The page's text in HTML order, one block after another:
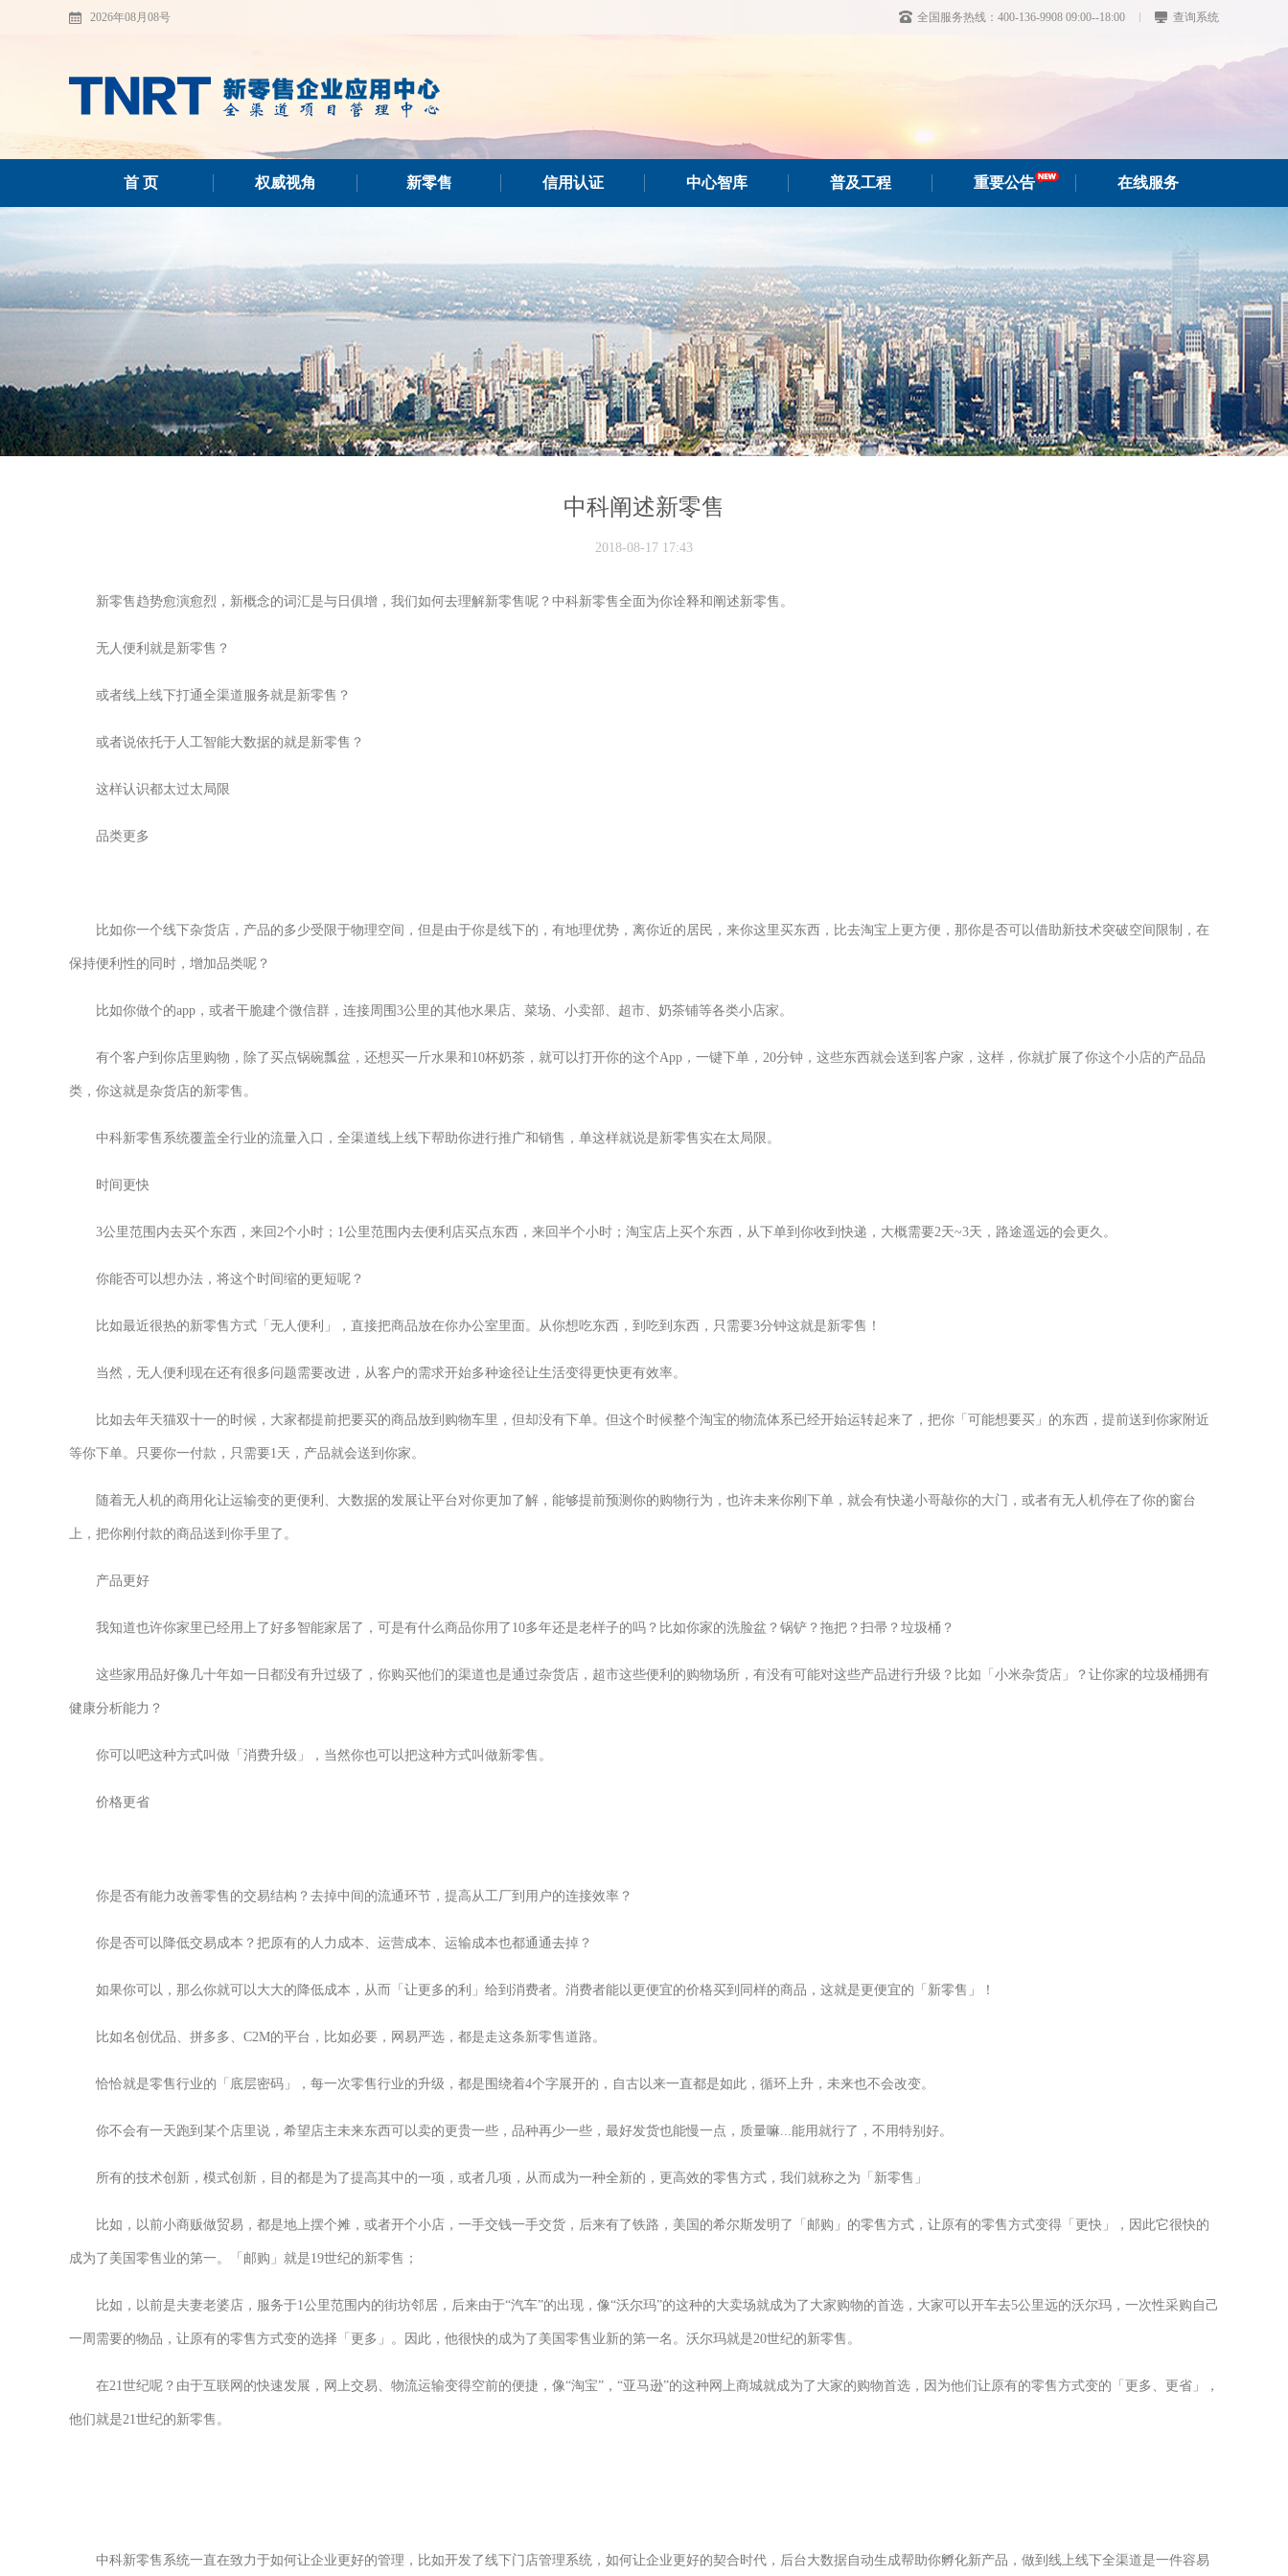
2026年08月08号 全国服务热线：400-136-9908 09:00--18:00 查询系统
首 页 权威视角 新零售 信用认证 中心智库 普及工程 重要公告 在线服务
中科阐述新零售
2018-08-17 17:43
新零售趋势愈演愈烈，新概念的词汇是与日俱增，我们如何去理解新零售呢？中科新零售全面为你诠释和阐述新零售。
无人便利就是新零售？
或者线上线下打通全渠道服务就是新零售？
或者说依托于人工智能大数据的就是新零售？
这样认识都太过太局限
品类更多
比如你一个线下杂货店，产品的多少受限于物理空间，但是由于你是线下的，有地理优势，离你近的居民，来你这里买东西，比去淘宝上更方便，那你是否可以借助新技术突破空间限制，在
保持便利性的同时，增加品类呢？
比如你做个的app，或者干脆建个微信群，连接周围3公里的其他水果店、菜场、小卖部、超市、奶茶铺等各类小店家。
有个客户到你店里购物，除了买点锅碗瓢盆，还想买一斤水果和10杯奶茶，就可以打开你的这个App，一键下单，20分钟，这些东西就会送到客户家，这样，你就扩展了你这个小店的产品品
类，你这就是杂货店的新零售。
中科新零售系统覆盖全行业的流量入口，全渠道线上线下帮助你进行推广和销售，单这样就说是新零售实在太局限。
时间更快
3公里范围内去买个东西，来回2个小时；1公里范围内去便利店买点东西，来回半个小时；淘宝店上买个东西，从下单到你收到快递，大概需要2天~3天，路途遥远的会更久。
你能否可以想办法，将这个时间缩的更短呢？
比如最近很热的新零售方式「无人便利」，直接把商品放在你办公室里面。从你想吃东西，到吃到东西，只需要3分钟这就是新零售！
当然，无人便利现在还有很多问题需要改进，从客户的需求开始多种途径让生活变得更快更有效率。
比如去年天猫双十一的时候，大家都提前把要买的商品放到购物车里，但却没有下单。但这个时候整个淘宝的物流体系已经开始运转起来了，把你「可能想要买」的东西，提前送到你家附近
等你下单。只要你一付款，只需要1天，产品就会送到你家。
随着无人机的商用化让运输变的更便利、大数据的发展让平台对你更加了解，能够提前预测你的购物行为，也许未来你刚下单，就会有快递小哥敲你的大门，或者有无人机停在了你的窗台
上，把你刚付款的商品送到你手里了。
产品更好
我知道也许你家里已经用上了好多智能家居了，可是有什么商品你用了10多年还是老样子的吗？比如你家的洗脸盆？锅铲？拖把？扫帚？垃圾桶？
这些家用品好像几十年如一日都没有升过级了，你购买他们的渠道也是通过杂货店，超市这些便利的购物场所，有没有可能对这些产品进行升级？比如「小米杂货店」？让你家的垃圾桶拥有
健康分析能力？
你可以吧这种方式叫做「消费升级」，当然你也可以把这种方式叫做新零售。
价格更省
你是否有能力改善零售的交易结构？去掉中间的流通环节，提高从工厂到用户的连接效率？
你是否可以降低交易成本？把原有的人力成本、运营成本、运输成本也都通通去掉？
如果你可以，那么你就可以大大的降低成本，从而「让更多的利」给到消费者。消费者能以更便宜的价格买到同样的商品，这就是更便宜的「新零售」！
比如名创优品、拼多多、C2M的平台，比如必要，网易严选，都是走这条新零售道路。
恰恰就是零售行业的「底层密码」，每一次零售行业的升级，都是围绕着4个字展开的，自古以来一直都是如此，循环上升，未来也不会改变。
你不会有一天跑到某个店里说，希望店主未来东西可以卖的更贵一些，品种再少一些，最好发货也能慢一点，质量嘛...能用就行了，不用特别好。
所有的技术创新，模式创新，目的都是为了提高其中的一项，或者几项，从而成为一种全新的，更高效的零售方式，我们就称之为「新零售」
比如，以前小商贩做贸易，都是地上摆个摊，或者开个小店，一手交钱一手交货，后来有了铁路，美国的希尔斯发明了「邮购」的零售方式，让原有的零售方式变得「更快」，因此它很快的
成为了美国零售业的第一。「邮购」就是19世纪的新零售；
比如，以前是夫妻老婆店，服务于1公里范围内的街坊邻居，后来由于“汽车”的出现，像“沃尔玛”的这种的大卖场就成为了大家购物的首选，大家可以开车去5公里远的沃尔玛，一次性采购自己
一周需要的物品，让原有的零售方式变的选择「更多」。因此，他很快的成为了美国零售业新的第一名。沃尔玛就是20世纪的新零售。
在21世纪呢？由于互联网的快速发展，网上交易、物流运输变得空前的便捷，像“淘宝”，“亚马逊”的这种网上商城就成为了大家的购物首选，因为他们让原有的零售方式变的「更多、更省」，
他们就是21世纪的新零售。
中科新零售系统一直在致力于如何让企业更好的管理，比如开发了线下门店管理系统，如何让企业更好的契合时代，后台大数据自动生成帮助你孵化新产品，做到线上线下全渠道是一件容易